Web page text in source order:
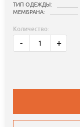
ТИП ОДЕЖДЫ:
МЕМБРАНА:
Количество:
- +